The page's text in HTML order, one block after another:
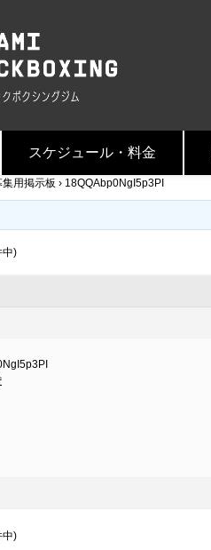
スケジュール・料金
用掲示板 › 18QQAbp0NgI5p3PI
中)
中)